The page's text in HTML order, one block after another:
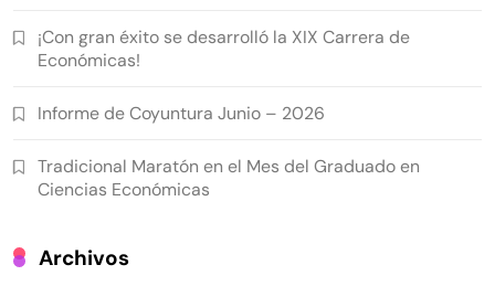
¡Con gran éxito se desarrolló la XIX Carrera de
Económicas!
Informe de Coyuntura Junio – 2026
Tradicional Maratón en el Mes del Graduado en
Ciencias Económicas
Archivos